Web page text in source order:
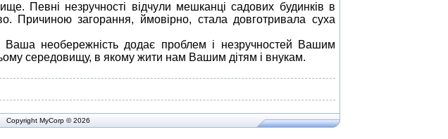
Певні незручності відчули мешканці садових будинків в
Причиною загорання, ймовірно, стала довготривала суха
необережність додає проблем і незручностей Вашим
середовищу, в якому жити нам Вашим дітям і внукам.
Copyright MyCorp © 2026